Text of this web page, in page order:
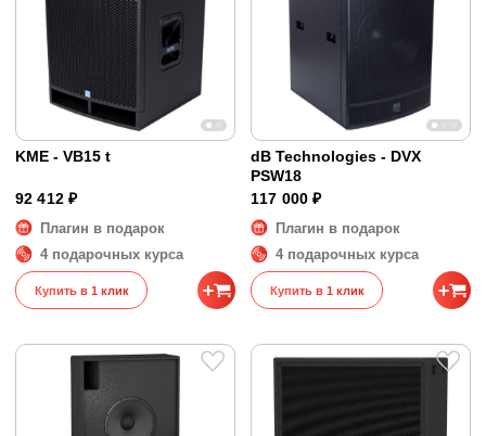
KME - VB15 t
92 412 ₽
Плагин в подарок
4 подарочных курса
Купить в 1 клик
dB Technologies - DVX
PSW18
117 000 ₽
Плагин в подарок
4 подарочных курса
Купить в 1 клик